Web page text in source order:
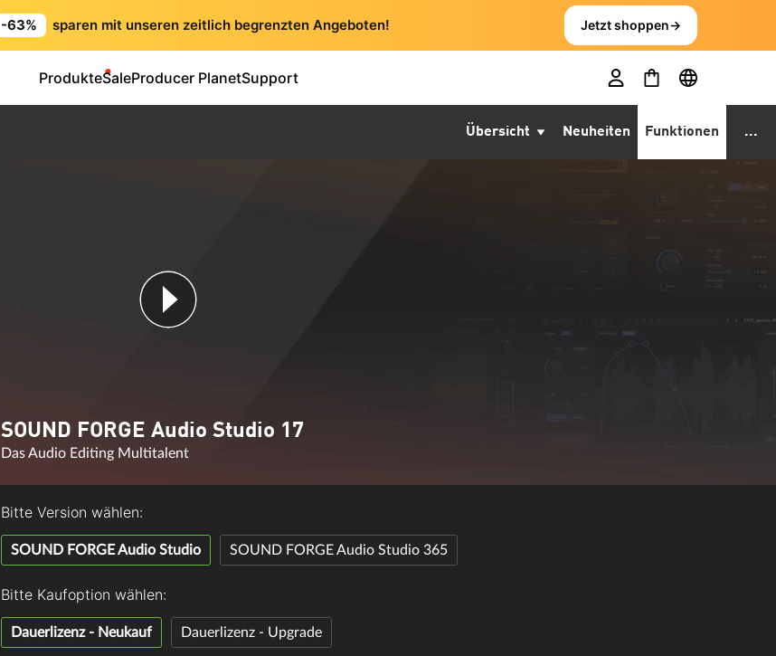
-63% sparen mit unseren zeitlich begrenzten Angeboten! Jetzt shoppen→
ProdukteSaleProducer PlanetSupport
Übersicht Neuheiten Funktionen ...
SOUND FORGE Audio Studio 17
Das Audio Editing Multitalent
Bitte Version wählen:
SOUND FORGE Audio Studio SOUND FORGE Audio Studio 365
Bitte Kaufoption wählen:
Dauerlizenz - Neukauf Dauerlizenz - Upgrade